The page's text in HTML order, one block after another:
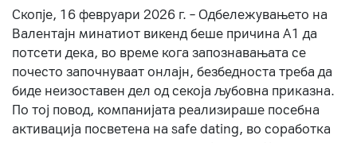
Скопје, 16 февруари 2026 г. – Одбележувањето на
Валентајн минатиот викенд беше причина А1 да
потсети дека, во време кога запознавањата се
почесто започнуваат онлајн, безбедноста треба да
биде неизоставен дел од секоја љубовна приказна.
По тој повод, компанијата реализираше посебна
активација посветена на safe dating, во соработка